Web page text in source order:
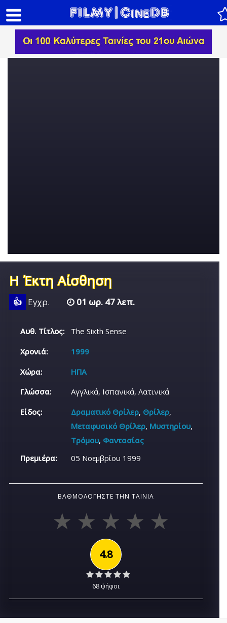
Η Έκτη Αίσθηση
👍 Εγχρ. 01 ωρ. 47 λεπ.
Αυθ. Τίτλος:
The Sixth Sense
Χρονιά:
1999
Χώρα:
ΗΠΑ
Γλώσσα:
Αγγλικά, Ισπανικά, Λατινικά
Είδος:
Δραματικό Θρίλερ, Θρίλερ,
Μεταφυσικό Θρίλερ, Μυστηρίου,
Τρόμου, Φαντασίας
Πρεμιέρα:
05 Νοεμβρίου 1999
ΒΑΘΜΟΛΟΓΉΣΤΕ ΤΗΝ ΤΑΙΝΊΑ
4.8
68 ψήφοι